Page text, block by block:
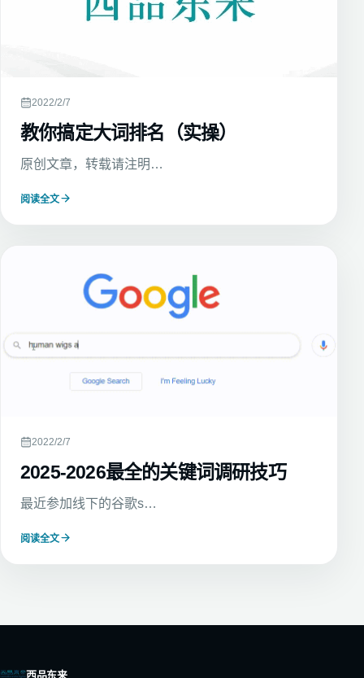
2022/2/7
教你搞定大词排名（实操）
原创文章，转载请注明…
阅读全文
2022/2/7
2025-2026最全的关键词调研技巧
最近参加线下的谷歌s…
阅读全文
西品东来